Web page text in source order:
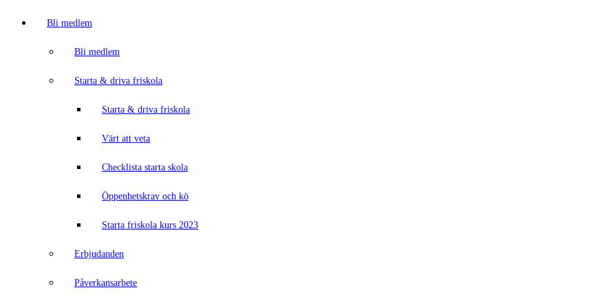
Bli medlem
Bli medlem
Starta & driva friskola
Starta & driva friskola
Värt att veta
Checklista starta skola
Öppenhetskrav och kö
Starta friskola kurs 2023
Erbjudanden
Påverkansarbete